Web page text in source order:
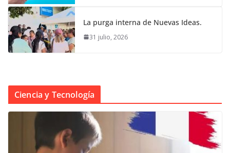
La purga interna de Nuevas Ideas.
31 julio, 2026
Ciencia y Tecnología